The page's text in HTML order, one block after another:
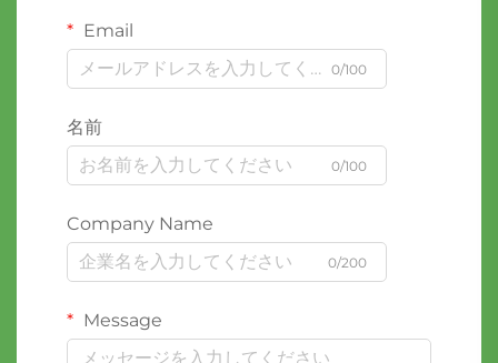
Email
0/100
名前
0/100
Company Name
0/200
Message